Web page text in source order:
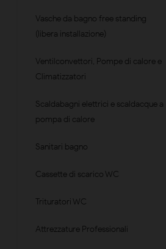
Vasche da bagno free standing
(libera installazione)
Ventilconvettori, Pompe di calore e
Climatizzatori
Scaldabagni elettrici e scaldacque a
pompa di calore
Sanitari bagno
Cassette di scarico WC
Trituratori WC
Attrezzature Professionali